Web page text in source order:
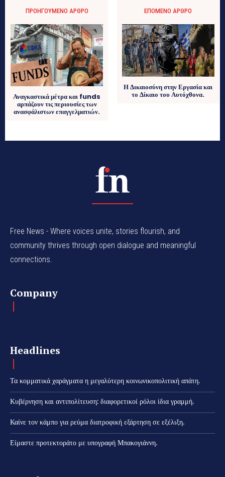
ΠΡΟΗΓΟΎΜΕΝΟ ΆΡΘΡΟ
Αναγκαστικά μέτρα και funds
αρπάζουν τις περιουσίες των
ανασφάλιστων επαγγελματιών.
ΕΠΌΜΕΝΟ ΆΡΘΡΟ
Η Δικαιοσύνη στην Εργασία και
το Δίκαιο του Αυτόχθονα.
Free News - Where voices unite, stories flourish, and
community thrives through open dialogue and meaningful
connections.
Company
Headlines
Τα κομματικά χαράγματα η μεγαλύτερη κοινωνικοπολιτική απάτη.
Κυβέρνηση και αντιπολίτευση: διαφορετικοί ρόλοι ίδια γραμμή.
Καίνε τον κάμπο για ρεύμα διατροφική εξάρτηση σε εξέλιξη.
Είμαστε προτεκτοράτο με υπογραφή Μπακογιάννη.